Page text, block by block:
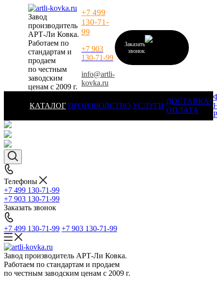
Завод
производитель
АРТ-Ли Ковка.
Работаем по
стандартам и
продаем
по честным
заводским
ценам с 2009 г.
+7 499
130-71-
99
+7 903
130-71-99
info@artli-
kovka.ru
Заказать
звонок
КАТАЛОГ ПРОИЗВОДСТВО УСЛУГИ
ДОСТАВКА/
ОПЛАТА
Телефоны
+7 499 130-71-99
+7 903 130-71-99
Заказать звонок
+7 499 130-71-99 +7 903 130-71-99
Завод производитель АРТ-Ли Ковка.
Работаем по стандартам и продаем
по честным заводским ценам с 2009 г.